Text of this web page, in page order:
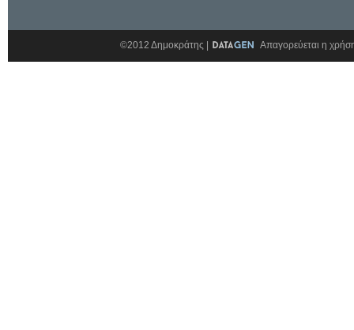
©2012 Δημοκράτης | Απαγορεύεται η